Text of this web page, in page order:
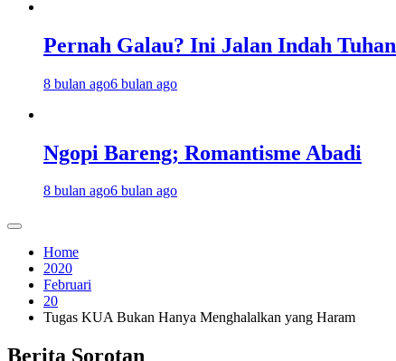
Pernah Galau? Ini Jalan Indah Tuhan
8 bulan ago6 bulan ago
Ngopi Bareng; Romantisme Abadi
8 bulan ago6 bulan ago
Home
2020
Februari
20
Tugas KUA Bukan Hanya Menghalalkan yang Haram
Berita Sorotan